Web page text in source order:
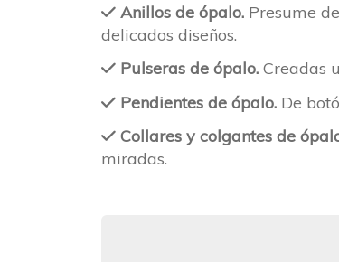
Anillos de ópalo. Presume
delicados diseños.
Pulseras de ópalo. Creadas
Pendientes de ópalo. De
Collares y colgantes de
miradas.